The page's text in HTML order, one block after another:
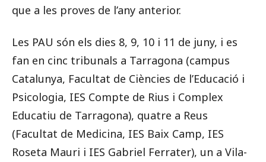
que a les proves de l’any anterior.
Les PAU són els dies 8, 9, 10 i 11 de juny, i es
fan en cinc tribunals a Tarragona (campus
Catalunya, Facultat de Ciències de l’Educació i
Psicologia, IES Compte de Rius i Complex
Educatiu de Tarragona), quatre a Reus
(Facultat de Medicina, IES Baix Camp, IES
Roseta Mauri i IES Gabriel Ferrater), un a Vila-